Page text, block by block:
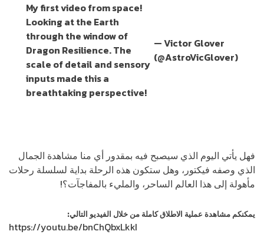
My first video from space!
Looking at the Earth
through the window of
Dragon Resilience. The
scale of detail and sensory
inputs made this a
breathtaking perspective!
— Victor Glover
(@AstroVicGlover)
فهل يأتي اليوم الذي سيصبح فيه بمقدور أي منا مشاهدة الجمال
الذي وصفه فيكتور، وهل ستكون هذه الرحلة بداية لسلسلة رحلات
مأهولة إلى هذا العالم الساحر، والمليء بالمفاجآت؟!
يمكنكم مشاهدة عملية الاطلاق كاملة من خلال الفيديو التالي:
https://youtu.be/bnChQbxLkkI